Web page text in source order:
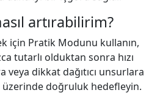
artırabilirim?
için Pratik Modunu kullanın,
tutarlı olduktan sonra hızı
veya dikkat dağıtıcı unsurlara
üzerinde doğruluk hedefleyin.